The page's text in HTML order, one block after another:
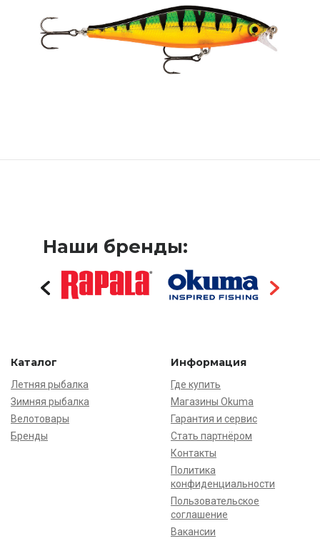
Наши бренды:
Каталог
Летняя рыбалка
Зимняя рыбалка
Велотовары
Бренды
Информация
Где купить
Магазины Okuma
Гарантия и сервис
Стать партнёром
Контакты
Политика
конфиденциальности
Пользовательское
соглашение
Вакансии